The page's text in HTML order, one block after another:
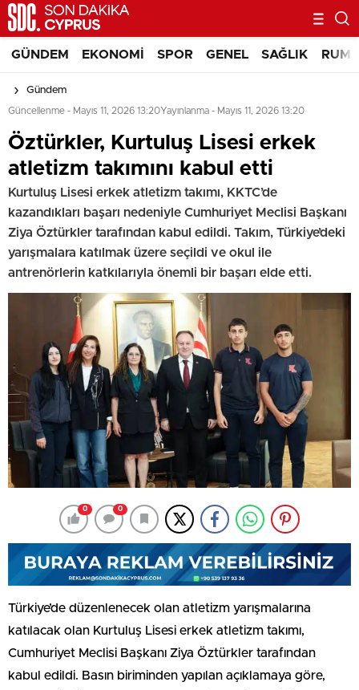
GÜNDEM EKONOMI SPOR GENEL SAĞLIK RUM
Gündem
Güncellenme - Mayıs 11, 2026 13:20Yayınlanma - Mayıs 11, 2026 13:20
Öztürkler, Kurtuluş Lisesi erkek
atletizm takımını kabul etti
Kurtuluş Lisesi erkek atletizm takımı, KKTC’de
kazandıkları başarı nedeniyle Cumhuriyet Meclisi Başkanı
Ziya Öztürkler tarafından kabul edildi. Takım, Türkiye’deki
yarışmalara katılmak üzere seçildi ve okul ile
antrenörlerin katkılarıyla önemli bir başarı elde etti.
0 0
Türkiye’de düzenlenecek olan atletizm yarışmalarına
katılacak olan Kurtuluş Lisesi erkek atletizm takımı,
Cumhuriyet Meclisi Başkanı Ziya Öztürkler tarafından
kabul edildi. Basın biriminden yapılan açıklamaya göre,